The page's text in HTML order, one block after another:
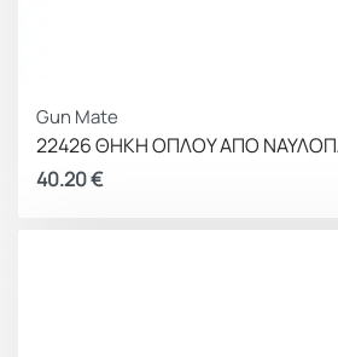
Gun Mate
22426 ΘΗΚΗ ΟΠΛΟΥ ΑΠΟ
40.20€